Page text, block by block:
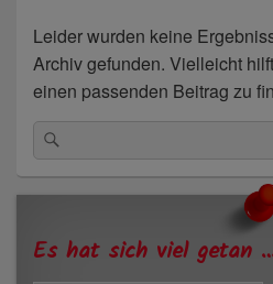
Leider wurden keine
Archiv gefunden. Vielleicht
einen passenden Beitrag zu
Suchen
nach:
Widgetbereich
Es hat sich viel getan